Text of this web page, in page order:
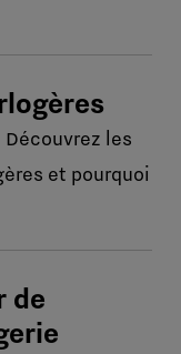
les
et pourquoi
de